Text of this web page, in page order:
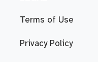
Terms of Use
Privacy Policy